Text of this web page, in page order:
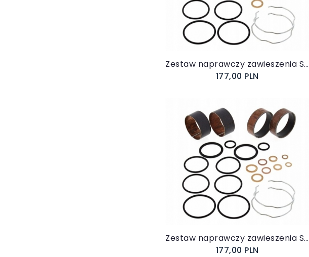
Zestaw naprawczy zawieszenia Suzuki GSX 600 F GSXF 1988-1997
177,00 PLN
Do koszyka
Zestaw naprawczy zawieszenia Suzuki GSX-R 600 2006-2009
177,00 PLN